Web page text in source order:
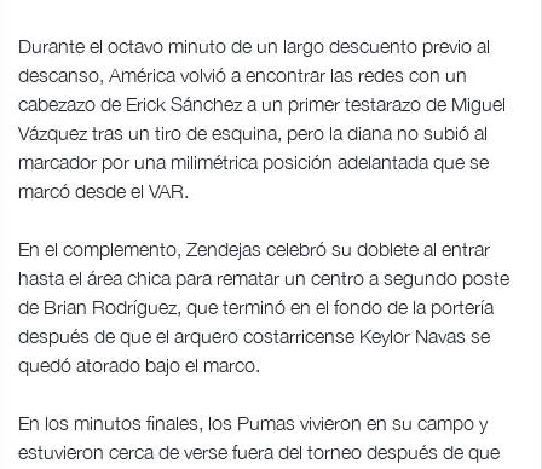
Durante el octavo minuto de un largo descuento previo al
descanso, América volvió a encontrar las redes con un
cabezazo de Erick Sánchez a un primer testarazo de Miguel
Vázquez tras un tiro de esquina, pero la diana no subió al
marcador por una milimétrica posición adelantada que se
marcó desde el VAR.
En el complemento, Zendejas celebró su doblete al entrar
hasta el área chica para rematar un centro a segundo poste
de Brian Rodríguez, que terminó en el fondo de la portería
después de que el arquero costarricense Keylor Navas se
quedó atorado bajo el marco.
En los minutos finales, los Pumas vivieron en su campo y
estuvieron cerca de verse fuera del torneo después de que